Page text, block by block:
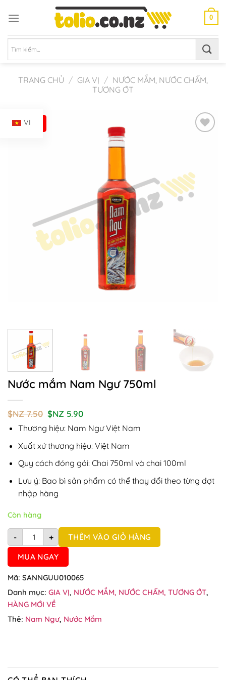
đến
0
kiếm:
TRANG CHỦ / GIA VỊ / NƯỚC MẮM, NƯỚC CHẤM,
TƯƠNG ỚT
-21%
Nước mắm Nam Ngư 750ml
$NZ7.50 Giá
gốc
là:
7.50.
$NZ 5.90Giá
tại
$NZ
5.90.
Thương hiệu: Nam Ngư Việt Nam
Xuất xứ thương hiệu: Việt Nam
Quy cách đóng gói: Chai 750ml và chai 100ml
Lưu ý: Bao bì sản phẩm có thể thay đổi theo từng đợt
nhập hàng
Còn hàng
-
Nước mắm Nam Ngư 750ml số lượng
+
THÊM VÀO GIỎ HÀNG
MUA NGAY
Mã: SANNGUU010065
Danh mục: GIA VỊ, NƯỚC MẮM, NƯỚC CHẤM, TƯƠNG ỚT,
HÀNG MỚI VỀ
Thẻ: Nam Ngư, Nước Mắm
VI